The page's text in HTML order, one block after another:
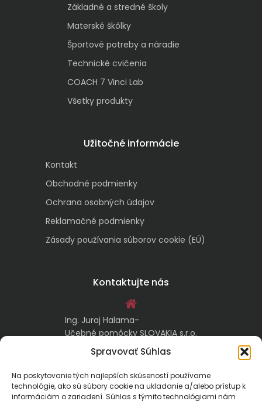
Spravovať Súhlas
Na poskytovanie tých najlepších skúseností používame
technológie, ako sú súbory cookie na ukladanie a/alebo prístup k
informáciám o zariadení. Súhlas s týmito technológiami nám
Základné a stredné školy
Materské škôlky
Športové potreby a náradie
Technické cvičenia
COACH 7 Vinci Lab
Všetky produkty
Užitočné informácie
Kontakt
Obchodné podmienky
Ochrana osobných údajov
Reklamačné podmienky
Zásady používania súborov cookie (EÚ)
Kontaktujte nás
Ing. Juraj Halama-
Učebné pomôcky SLOVAKIA s.r.o.
Malachovská 17/A
974 05 Banská Bystrica
kontakt@ucebnepomockyslovakia.sk